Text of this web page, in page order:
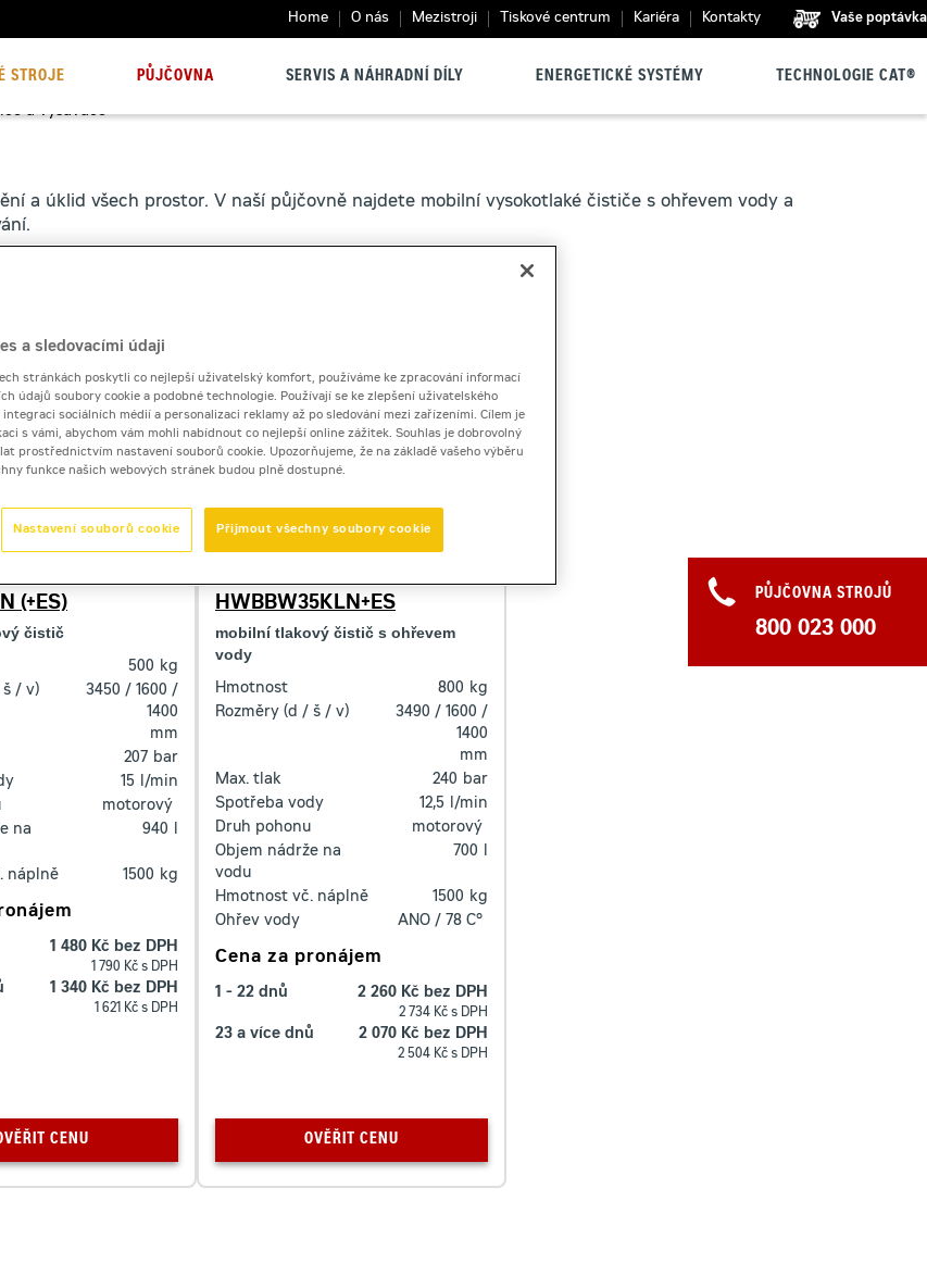
Home O nás Mezistroji Tiskové centrum Kariéra Kontakty Vaše poptávka
STROJE PŮJČOVNA SERVIS A NÁHRADNÍ DÍLY ENERGETICKÉ SYSTÉMY TECHNOLOGIE CAT®
PŮJČOVNA STROJŮ
800 023 000
a vysavače
a úklid všech prostor. V naší půjčovně najdete mobilní vysokotlaké čističe s ohřevem vody a
(+ES)
čistič
500 kg
š / v)
3450 / 1600 /
1400
mm
207 bar
15 l/min
motorový
na
940 l
náplně 1500 kg
1 480 Kč bez DPH
1 790 Kč s DPH
1 340 Kč bez DPH
1 621 Kč s DPH
CENU
HWBBW35KLN+ES
mobilní tlakový čistič s ohřevem
vody
Hmotnost 800 kg
Rozměry (d / š / v)
3490 / 1600 /
1400
mm
Max. tlak
240 bar
Spotřeba vody
12,5 l/min
Druh pohonu
motorový
Objem nádrže na
vodu
700 l
Hmotnost vč. náplně 1500 kg
Ohřev vody
ANO / 78 C°
Cena za pronájem
1 - 22 dnů 2 260 Kč bez DPH
2 734 Kč s DPH
23 a více dnů 2 070 Kč bez DPH
2 504 Kč s DPH
OVĚŘIT CENU
a sledovacími údaji
stránkách poskytli co nejlepší uživatelský komfort, používáme ke zpracování informací
údajů soubory cookie a podobné technologie. Používají se ke zlepšení uživatelského
sociálních médií a personalizaci reklamy až po sledování mezi zařízeními. Cílem je
s vámi, abychom vám mohli nabídnout co nejlepší online zážitek. Souhlas je dobrovolný
prostřednictvím nastavení souborů cookie. Upozorňujeme, že na základě vašeho výběru
funkce našich webových stránek budou plně dostupné.
Přijmout všechny soubory cookie
Nastavení souborů cookie